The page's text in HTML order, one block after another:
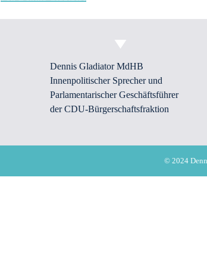
Dennis Gladiator MdHB
Innenpolitischer Sprecher und
Parlamentarischer Geschäftsführer
der CDU-Bürgerschaftsfraktion
© 2024